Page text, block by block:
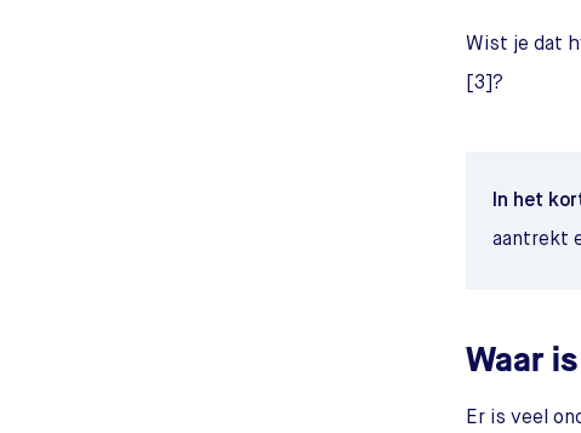
Wist je dat
[3]?
In het
aantrekt
Waar
Er is veel